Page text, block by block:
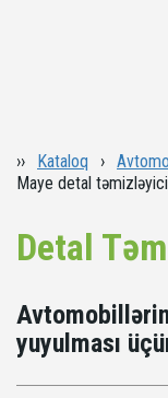
›› Kataloq ›
Maye detal
Detal
yuyulması